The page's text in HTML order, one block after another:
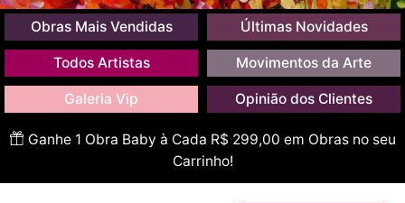
Obras Mais Vendidas Últimas Novidades
Todos Artistas Movimentos da Arte
Galeria Vip Opinião dos Clientes
Ganhe 1 Obra Baby à Cada R$ 299,00 em Obras no seu
Carrinho!